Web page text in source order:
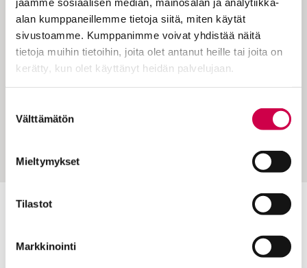
alan kumppaneillemme tietoja siitä, miten käytät
sivustoamme. Kumppanimme voivat yhdistää näitä
tietoja muihin tietoihin, joita olet antanut heille tai joita on
kerätty, kun olet käyttänyt heidän palvelujaan.
valinta
Välttämätön
Mieltymykset
Tilastot
Markkinointi
edes pubeissa: ”Ellei Jumala ole mukana, me
Yhteystiedot